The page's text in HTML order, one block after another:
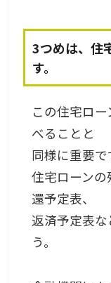
3つめは、住
す。
この住宅ロ
べることと
同様に重要で
住宅ローン
還予定表、
返済予定表な
う。